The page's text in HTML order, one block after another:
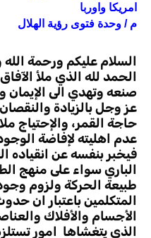
امريكا واوربا
م / وحدة فتوى رؤية الهلال
السلام عليكم ورحمة الله
الحمد لله الذي ملأ
صنعه وتهدي الى الإيمان
عز وجل بالزيادة
حاجة القمر، والإحتياج
عدم اهليته لإفاضة
فيخبر بنفسه عن انقياده
الباري سواء على منهج
طبيعة الحركة ولزوم
المتكلمين باعتبار ان
الأجسام والأفلاك
الذي يتغشاها امور